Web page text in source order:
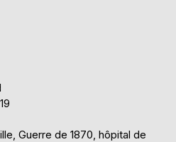
Guerre de 1870, hôpital de